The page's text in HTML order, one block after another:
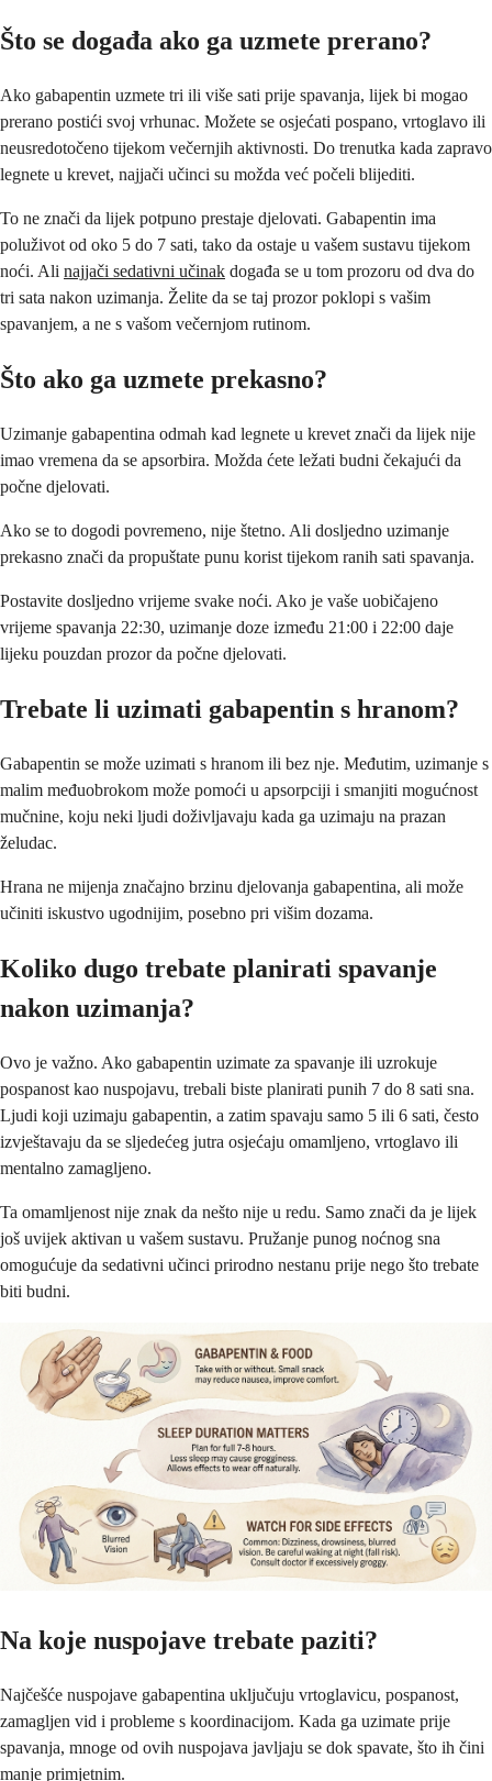
Što se događa ako ga uzmete prerano?
Ako gabapentin uzmete tri ili više sati prije spavanja, lijek bi mogao
prerano postići svoj vrhunac. Možete se osjećati pospano, vrtoglavo ili
neusredotočeno tijekom večernjih aktivnosti. Do trenutka kada zapravo
legnete u krevet, najjači učinci su možda već počeli blijediti.
To ne znači da lijek potpuno prestaje djelovati. Gabapentin ima
poluživot od oko 5 do 7 sati, tako da ostaje u vašem sustavu tijekom
noći. Ali najjači sedativni učinak događa se u tom prozoru od dva do
tri sata nakon uzimanja. Želite da se taj prozor poklopi s vašim
spavanjem, a ne s vašom večernjom rutinom.
Što ako ga uzmete prekasno?
Uzimanje gabapentina odmah kad legnete u krevet znači da lijek nije
imao vremena da se apsorbira. Možda ćete ležati budni čekajući da
počne djelovati.
Ako se to dogodi povremeno, nije štetno. Ali dosljedno uzimanje
prekasno znači da propuštate punu korist tijekom ranih sati spavanja.
Postavite dosljedno vrijeme svake noći. Ako je vaše uobičajeno
vrijeme spavanja 22:30, uzimanje doze između 21:00 i 22:00 daje
lijeku pouzdan prozor da počne djelovati.
Trebate li uzimati gabapentin s hranom?
Gabapentin se može uzimati s hranom ili bez nje. Međutim, uzimanje s
malim međuobrokom može pomoći u apsorpciji i smanjiti mogućnost
mučnine, koju neki ljudi doživljavaju kada ga uzimaju na prazan
želudac.
Hrana ne mijenja značajno brzinu djelovanja gabapentina, ali može
učiniti iskustvo ugodnijim, posebno pri višim dozama.
Koliko dugo trebate planirati spavanje
nakon uzimanja?
Ovo je važno. Ako gabapentin uzimate za spavanje ili uzrokuje
pospanost kao nuspojavu, trebali biste planirati punih 7 do 8 sati sna.
Ljudi koji uzimaju gabapentin, a zatim spavaju samo 5 ili 6 sati, često
izvještavaju da se sljedećeg jutra osjećaju omamljeno, vrtoglavo ili
mentalno zamagljeno.
Ta omamljenost nije znak da nešto nije u redu. Samo znači da je lijek
još uvijek aktivan u vašem sustavu. Pružanje punog noćnog sna
omogućuje da sedativni učinci prirodno nestanu prije nego što trebate
biti budni.
Na koje nuspojave trebate paziti?
Najčešće nuspojave gabapentina uključuju vrtoglavicu, pospanost,
zamagljen vid i probleme s koordinacijom. Kada ga uzimate prije
spavanja, mnoge od ovih nuspojava javljaju se dok spavate, što ih čini
manje primjetnim.